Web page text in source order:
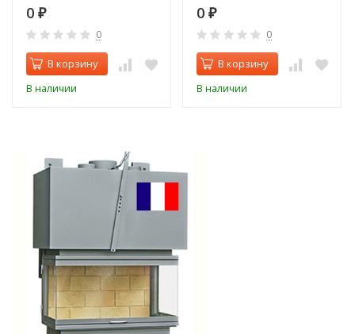
0 ₽
0
В корзину
В наличии
0 ₽
0
В корзину
В наличии